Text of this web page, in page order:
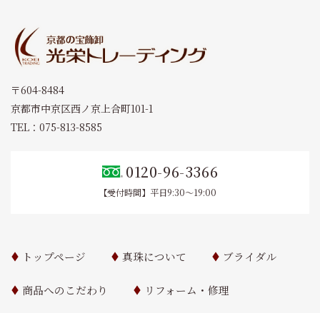
〒604-8484
京都市中京区西ノ京上合町101-1
TEL：075-813-8585
0120-96-3366
【受付時間】平日9:30～19:00
トップページ 真珠について ブライダル
商品へのこだわり リフォーム・修理